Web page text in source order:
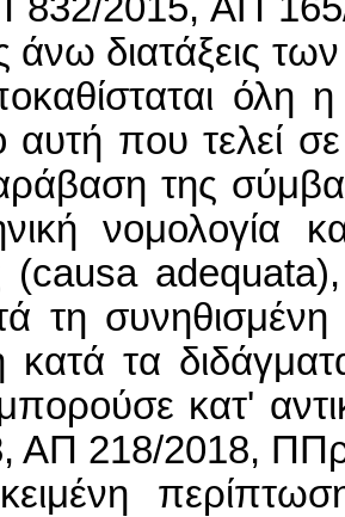
άνω διατάξεις
όλη
που τελεί σε
της
νομολογία
(causa adequata),
τη
τα
κατ'
ΑΠ 218/2018,
στην εναγομένη, ενώ για τη διάθεση των παραγόμενων προϊόντων στη γερμανική αγορά, οι εταίροι συνέστησαν, το έτος 2019, τη γερμανική εταιρία περιορισμένης ευθύνης με την επωνυμία «........», στην οποία ο πρώτος και η δεύτερη εκ των εναγόντων κατείχαν ποσοστό 40% εξ αδιαιρέτου ο καθένας, ενώ η εναγομένη και ο ανωτέρω σύζυγος αυτής κατείχαν ποσοστό 10% εξ αδιαιρέτου ο καθένας. ’Οτι, ενόψει του γεγονότος ότι οι συσκευασίες και οι φιάλες της πρώτης παρτίδας των προς πώληση παραγόμενων προϊόντων επρόκειτο να εισαχθούν από την Κίνα, έτσι ώστε η νεοσυσταθείσα παραγωγός των προϊόντων ιδιωτική κεφαλαιουχική εταιρία να κινδυνεύει να επιβαρυνθεί με εισαγωγικούς δασμούς και φόρο προστιθέμενης αξίας, οι ενάγοντες συμφώνησαν με τους λοιπούς εταίρους, προφορικά, να παραχθεί η πρώτη παρτίδα των ανωτέρω προϊόντων, καθώς και να διενεργηθούν οι ειδικότερα αναφερόμενες στο κρινόμενο δικόγραφο υπηρεσίες, αναγκαίες για την κυκλοφορία των προϊόντων αυτών στη γερμανική αγορά, από την κυπριακή εταιρία περιορισμένης ευθύνης με την επωνυμία «................», της οποίας μοναδικός εταίρος τύγχανε ο σύζυγος της εναγομένης, Ι. Κ., λόγω του χαμηλότερου φόρου προστιθέμενης αξίας και των χαμηλότερων εισαγωγικών δασμών της Κυπριακής Δημοκρατίας. Ότι, κατόπιν σχετικής κοστολόγησης εκ μέρους της κυπριακής εταιρίας με την επωνυμία «................», η ιδιωτική κεφαλαιουχική εταιρία με την επωνυμία «...... Ιδιωτική Κεφαλαιουχική Εταιρεία» προκατέβαλε στην αμέσως προαναφερόμενη κυπριακή εταιρία το συνολικό ποσό των 663.940,00 ευρώ, για την παρασκευή της πρώτης παρτίδας προϊόντων, ήτοι την παραγωγή και συσκευασία χιλίων τεμαχίων από έκαστο των τριάντα πέντε (35) προϊόντων ευεξίας - αντιγήρανσης, την ανάπτυξη των φακέλων παραγωγής εβδομήντα δύο (72) βασικών φορμουλών παρασκευής συμπληρωμάτων διατροφής και αλοιφών, και την παραγωγή πέντε χιλιάδων (5.000) συσκευασιών εργαλείων δειγματοληψίας ανθρώπινου γονιδιώματος, καθώς και για την εκτέλεση των ειδικότερα αναφερόμενων στο κρινόμενο δικόγραφο υπηρεσιών. Ότι, παρά την προκαταβολή του προαναφερόμενου χρηματικού ποσού, η κυπριακή εταιρία με την επωνυμία «................» αρνήθηκε να παραδώσει τα προαναφερόμενα προϊόντα και υπηρεσίες στην ανωτέρω ιδιωτική κεφαλαιουχική εταιρία με την επωνυμία «...... Ιδιωτική Κεφαλαιουχική Εταιρεία», αξιώνοντας την καταβολή του επιπρόσθετου ποσού των 192.219,70 ευρώ, ισχυριζόμενη ότι η εναγομένη, υπό την ιδιότητά της ως καταστατική διαχειρίστρια της εταιρίας με την επωνυμία «...... Ιδιωτική Κεφαλαιουχική Εταιρεία», είχε προβεί προφορικά σε πρόσθετες και συμπληρωματικές παραγγελίες ισόποσης αξίας, οι οποίες παρέμεναν ανεξόφλητες. Ότι, αναφορικά με τη συνεργασία μεταξύ της ελληνικής ιδιωτικής κεφαλαιουχικής εταιρίας με την επωνυμία